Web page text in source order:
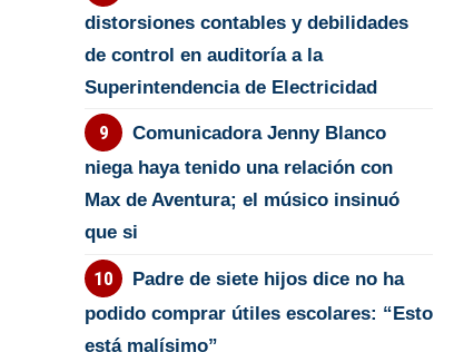
distorsiones contables y debilidades
de control en auditoría a la
Superintendencia de Electricidad
Comunicadora Jenny Blanco
niega haya tenido una relación con
Max de Aventura; el músico insinuó
que si
Padre de siete hijos dice no ha
podido comprar útiles escolares: “Esto
está malísimo”